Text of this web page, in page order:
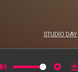
STUDIO DAY